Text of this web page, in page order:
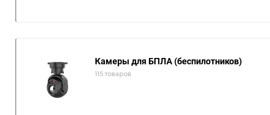
Камеры для БПЛА (беспилотников)
115 товаров